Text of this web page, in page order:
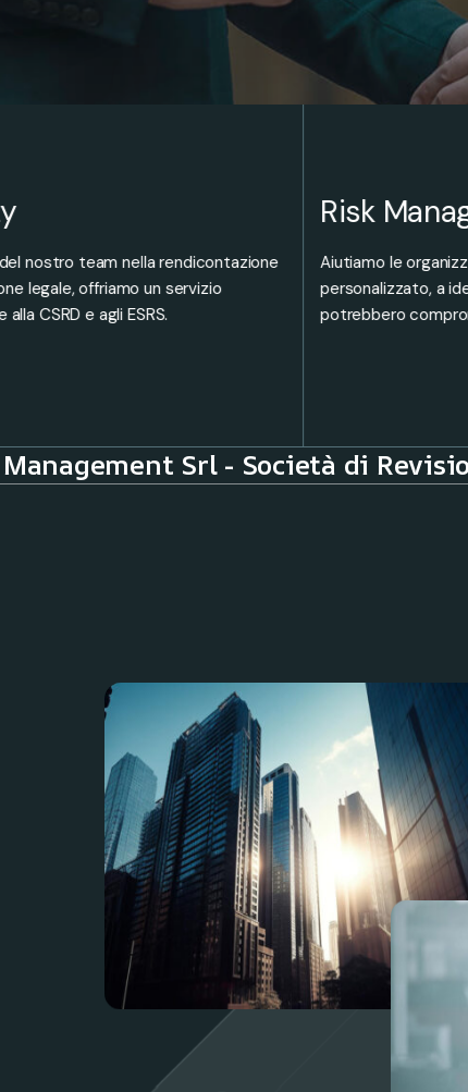
con un approccio proattivo e
valutare e gestire i rischi che
i loro obiettivi strategici.
Audit
Revisione legale
qualsiasi esigenza
trasparenza,
Srl - Società di